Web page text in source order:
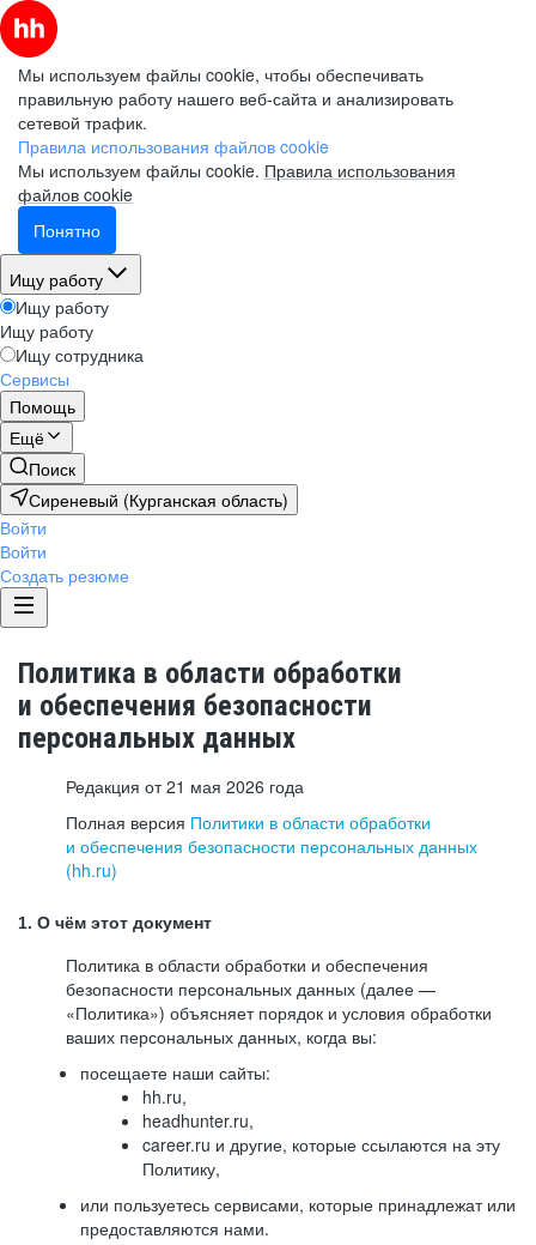
Мы используем файлы cookie, чтобы обеспечивать
правильную работу нашего веб-сайта и анализировать
сетевой трафик.
Правила использования файлов cookie
Мы используем файлы cookie. Правила использования
файлов cookie
Понятно
Ищу работу
Ищу работу
Ищу работу
Ищу сотрудника
Сервисы
Помощь
Ещё
Поиск
Сиреневый (Курганская область)
Войти
Войти
Создать резюме
Политика в области обработки
и обеспечения безопасности
персональных данных
Редакция от 21 мая 2026 года
Полная версия Политики в области обработки
и обеспечения безопасности персональных данных
(hh.ru)
1. О чём этот документ
Политика в области обработки и обеспечения
безопасности персональных данных (далее —
«Политика») объясняет порядок и условия обработки
ваших персональных данных, когда вы:
посещаете наши сайты:
hh.ru,
headhunter.ru,
career.ru и другие, которые ссылаются на эту
Политику,
или пользуетесь сервисами, которые принадлежат или
предоставляются нами.